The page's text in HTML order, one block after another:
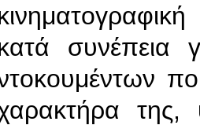
συνέπεια
της,